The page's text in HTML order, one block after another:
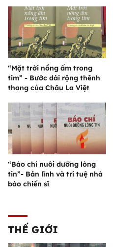
“Mặt trời nồng ấm trong
tim” - Bước dài rộng thênh
thang của Châu La Việt
“Báo chí nuôi dưỡng lòng
tin”- Bản lĩnh và trí tuệ nhà
báo chiến sĩ
THẾ GIỚI